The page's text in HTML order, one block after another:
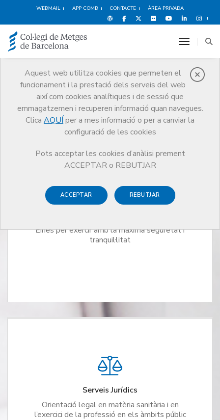
WEBMAIL APP COMB CONTACTE ÀREA PRIVADA
Aquest web utilitza cookies que permeten el
funcionament i la prestació dels serveis del web
així com cookies analítiques i de sessió que
emmagatzemen i recuperen informació quan navegues.
Clica AQUÍ per a mes informació o per a canviar la
configuració de les cookies
Pots acceptar les cookies d’anàlisi prement
ACCEPTAR o REBUTJAR
ACCEPTAR REBUTJAR
toggle
Exercici
Eines i recursos que poden ajudar-te a
desenvolupar la teva carrera
professional
Eines per exercir amb la màxima seguretat i
tranquil·litat
Serveis Jurídics
Orientació legal en matèria sanitària i en
l’exercici de la professió en els àmbits públic